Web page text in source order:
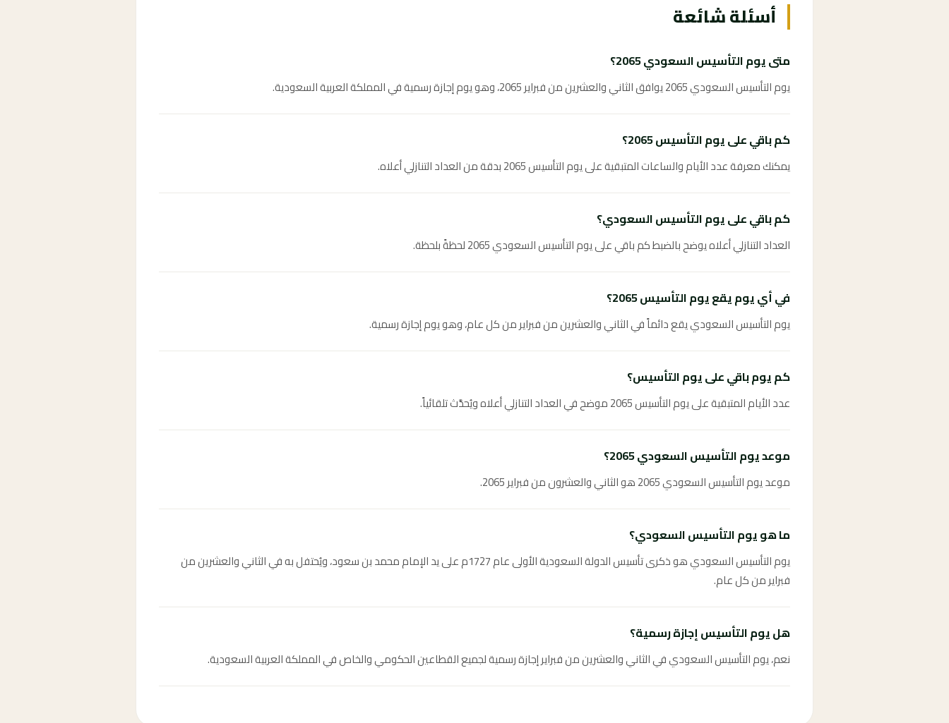
أسئلة شائعة
متى يوم التأسيس السعودي 2065؟
يوم التأسيس السعودي 2065 يوافق الثاني والعشرين من فبراير 2065، وهو يوم إجازة رسمية في المملكة العربية السعودية.
كم باقي على يوم التأسيس 2065؟
يمكنك معرفة عدد الأيام والساعات المتبقية على يوم التأسيس 2065 بدقة من العداد التنازلي أعلاه.
كم باقي على يوم التأسيس السعودي؟
العداد التنازلي أعلاه يوضح بالضبط كم باقي على يوم التأسيس السعودي 2065 لحظةً بلحظة.
في أي يوم يقع يوم التأسيس 2065؟
يوم التأسيس السعودي يقع دائماً في الثاني والعشرين من فبراير من كل عام، وهو يوم إجازة رسمية.
كم يوم باقي على يوم التأسيس؟
عدد الأيام المتبقية على يوم التأسيس 2065 موضح في العداد التنازلي أعلاه ويُحدَّث تلقائياً.
موعد يوم التأسيس السعودي 2065؟
موعد يوم التأسيس السعودي 2065 هو الثاني والعشرون من فبراير 2065.
ما هو يوم التأسيس السعودي؟
يوم التأسيس السعودي هو ذكرى تأسيس الدولة السعودية الأولى عام 1727م على يد الإمام محمد بن سعود، ويُحتفل به في الثاني والعشرين من
فبراير من كل عام.
هل يوم التأسيس إجازة رسمية؟
نعم، يوم التأسيس السعودي في الثاني والعشرين من فبراير إجازة رسمية لجميع القطاعين الحكومي والخاص في المملكة العربية السعودية.